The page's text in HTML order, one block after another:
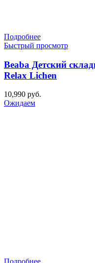
Подробнее
Быстрый просмотр
Beaba Детский
Relax Lichen
10,990 руб.
Ожидаем